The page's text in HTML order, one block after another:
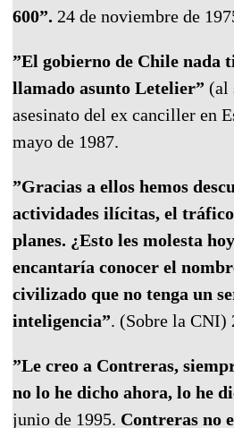
600”. 24 de noviembre de
”El gobierno de Chile nada
llamado asunto Letelier” (al
asesinato del ex canciller en
mayo de 1987.
”Gracias a ellos hemos
actividades ilícitas, el tráfico
planes. ¿Esto les molesta
encantaría conocer el
civilizado que no tenga un
inteligencia”. (Sobre la CNI)
”Le creo a Contreras,
no lo he dicho ahora, lo he
junio de 1995. Contreras no